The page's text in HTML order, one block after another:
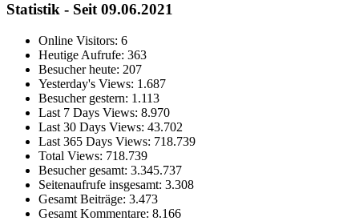
Statistik - Seit 09.06.2021
Online Visitors: 6
Heutige Aufrufe: 363
Besucher heute: 207
Yesterday's Views: 1.687
Besucher gestern: 1.113
Last 7 Days Views: 8.970
Last 30 Days Views: 43.702
Last 365 Days Views: 718.739
Total Views: 718.739
Besucher gesamt: 3.345.737
Seitenaufrufe insgesamt: 3.308
Gesamt Beiträge: 3.473
Gesamt Kommentare: 8.166